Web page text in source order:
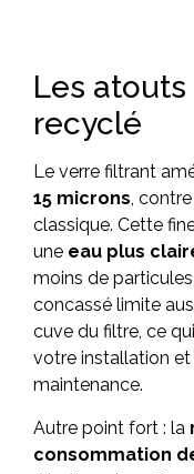
Les
recyclé
Le verre filtrant
15 microns,
classique. Cette
une eau plus
moins de
concassé limite
cuve du filtre, ce
votre installation
maintenance.
Autre point fort : la
consommation